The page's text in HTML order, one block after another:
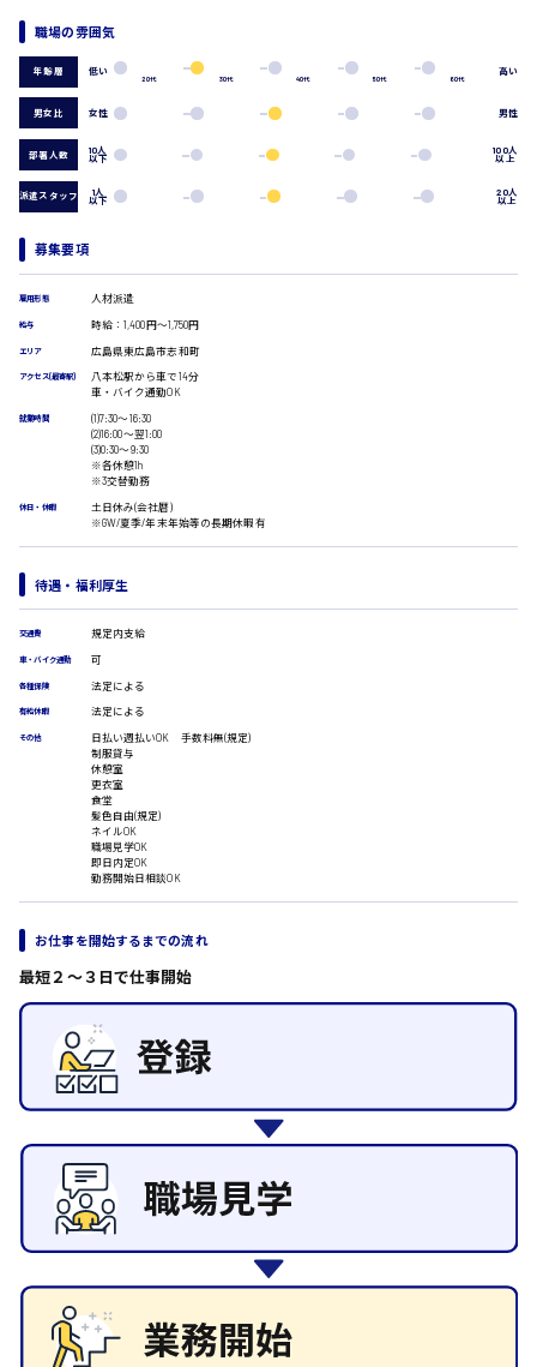
介護職
オフィスワーク系
貿易事務
データ入力
コールセンターオペレーター
一般事務
医療事務
翻訳、通訳
IT・クリエイティブ系
DTPオペレーター
CADオペレーター
WEBデザイナー
校正・編集
システムエンジニア
販売・サービス・フード系
レジ
ラウンダー営業
ルート営業
その他の専門職
施工管理
配送・ドライバー
広島市佐伯区
広島市安佐南区
広島市安佐北区
広島市安芸区
廿日市市
安芸郡
時給1500円以上
時給制すべて
日給8000円～
日給10000円以上
職場の雰囲気
年齢層 低い
20代 30代 40代 50代 60代
高い
男女比 女性 男性
部署人数 10人
以下
100人
以上
派遣スタッフ 1人
以下
20人
以上
募集要項
雇用形態 人材派遣
給与 時給：1,400円～1,750円
エリア 広島県東広島市志和町
アクセス(最寄駅)
八本松駅から車で14分
車・バイク通勤OK
就業時間
(1)7:30〜16:30
(2)16:00〜翌1:00
(3)0:30〜9:30
※各休憩1h
※3交替勤務
休日・休暇
土日休み(会社暦)
※GW/夏季/年末年始等の長期休暇有
待遇・福利厚生
交通費 規定内支給
車・バイク通勤 可
各種保険 法定による
有給休暇 法定による
その他
日払い週払いOK 手数料無(規定)
制服貸与
休憩室
更衣室
食堂
髪色自由(規定)
ネイルOK
職場見学OK
即日内定OK
勤務開始日相談OK
お仕事を開始するまでの流れ
最短２〜３日で仕事開始